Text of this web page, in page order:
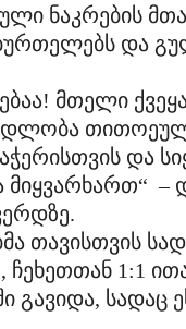
ნაკრების
და
მთელი
და
–
თავისთვის
ჩეხეთთან 1:1
სადაც